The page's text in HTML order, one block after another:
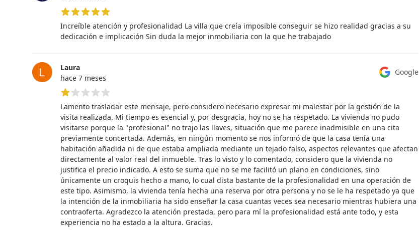
5 de 5 estrellas
Increíble atención y profesionalidad La villa que creía imposible conseguir se hizo realidad gracias a su
dedicación e implicación Sin duda la mejor inmobiliaria con la que he trabajado
Google
Laura
hace 7 meses
1 de 5 estrellas
Lamento trasladar este mensaje, pero considero necesario expresar mi malestar por la gestión de la
visita realizada. Mi tiempo es esencial y, por desgracia, hoy no se ha respetado. La vivienda no pudo
visitarse porque la "profesional" no trajo las llaves, situación que me parece inadmisible en una cita
previamente concertada. Además, en ningún momento se nos informó de que la casa tenía una
habitación añadida ni de que estaba ampliada mediante un tejado falso, aspectos relevantes que afectan
directamente al valor real del inmueble. Tras lo visto y lo comentado, considero que la vivienda no
justifica el precio indicado. A esto se suma que no se me facilitó un plano en condiciones, sino
únicamente un croquis hecho a mano, lo cual dista bastante de la profesionalidad en una operación de
este tipo. Asimismo, la vivienda tenía hecha una reserva por otra persona y no se le ha respetado ya que
la intención de la inmobiliaria ha sido enseñar la casa cuantas veces sea necesario mientras hubiera una
contraoferta. Agradezco la atención prestada, pero para mí la profesionalidad está ante todo, y esta
experiencia no ha estado a la altura. Gracias.